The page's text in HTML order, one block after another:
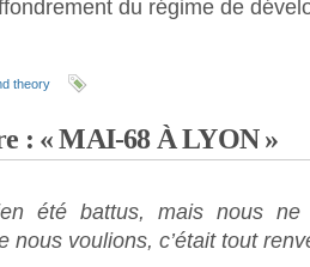
du régime de
theory
: « MAI-68 À LYON »
été battus, mais nous ne
nous voulions, c’était tout